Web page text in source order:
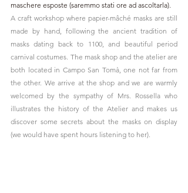
maschere esposte (saremmo stati ore ad ascoltarla).
A craft workshop where papier-mâché masks are still
made by hand, following the ancient tradition of
masks dating back to 1100, and beautiful period
carnival costumes. The mask shop and the atelier are
both located in Campo San Tomà, one not far from
the other. We arrive at the shop and we are warmly
welcomed by the sympathy of Mrs. Rossella who
illustrates the history of the Atelier and makes us
discover some secrets about the masks on display
(we would have spent hours listening to her).